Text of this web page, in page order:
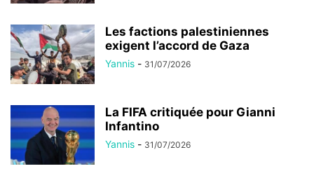
Les factions palestiniennes
exigent l’accord de Gaza
Yannis - 31/07/2026
La FIFA critiquée pour Gianni
Infantino
Yannis - 31/07/2026